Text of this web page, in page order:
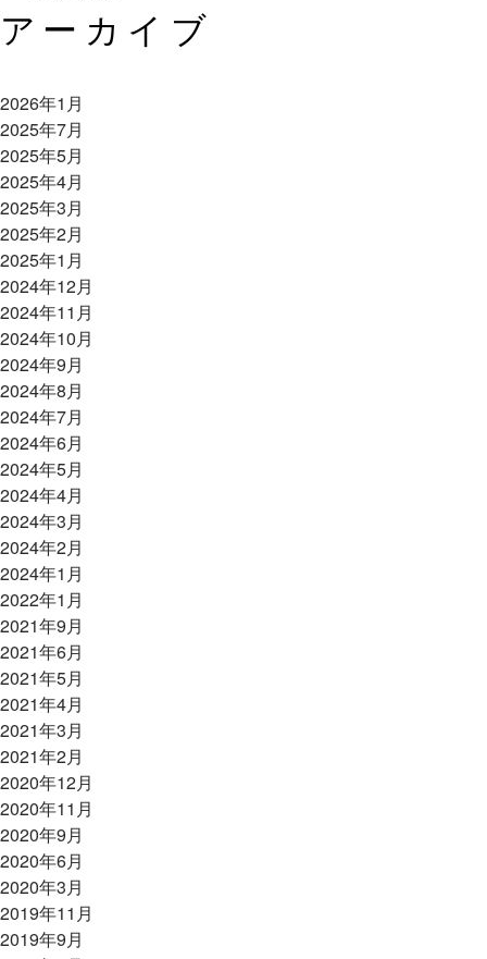
アーカイブ
2026年1月
2025年7月
2025年5月
2025年4月
2025年3月
2025年2月
2025年1月
2024年12月
2024年11月
2024年10月
2024年9月
2024年8月
2024年7月
2024年6月
2024年5月
2024年4月
2024年3月
2024年2月
2024年1月
2022年1月
2021年9月
2021年6月
2021年5月
2021年4月
2021年3月
2021年2月
2020年12月
2020年11月
2020年9月
2020年6月
2020年3月
2019年11月
2019年9月